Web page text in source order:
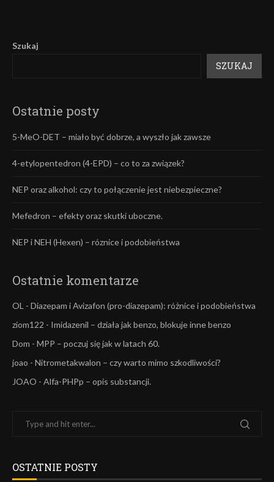
Szukaj
SZUKAJ
Ostatnie posty
5-MeO-DET – miało być dobrze, a wyszło jak zawsze
4-etylopentedron (4-EPD) – co to za związek?
NEP oraz alkohol: czy to połączenie jest niebezpieczne?
Mefedron – efekty oraz skutki uboczne.
NEP i NEH (Hexen) – róznice i podobieństwa
Ostatnie komentarze
OL - Diazepam i Avizafon (pro-diazepam): różnice i podobieństwa
ziom122 - Imidazenil – działa jak benzo, blokuje inne benzo
Dom - MPP – poczuj się jak w latach 60.
joao - Nitrometakwalon – czy warto mimo szkodliwości?
JOAO - Alfa-PHPp – opis substancji.
OSTATNIE POSTY